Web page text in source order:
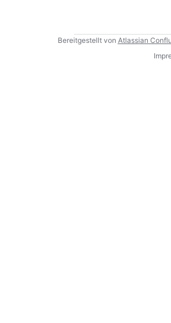
Bereitgestellt von Atlassian